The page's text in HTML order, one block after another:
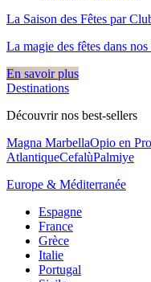
La Saison des Fêtes par
La magie des fêtes dans
En savoir plus
Destinations
Découvrir nos best-sellers
Magna MarbellaOpio en
AtlantiqueCefalùPalmiye
Europe & Méditerranée
Espagne
France
Grèce
Italie
Portugal